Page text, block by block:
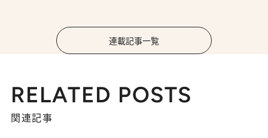
連載記事一覧
RELATED POSTS
関連記事